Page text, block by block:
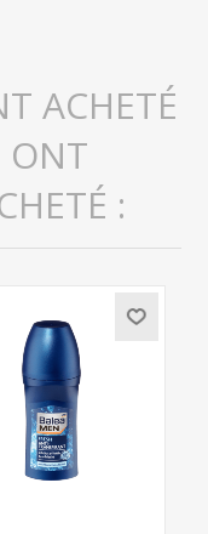
ACHETÉ
ONT
: